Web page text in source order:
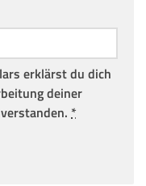
erklärst du dich
deiner
*